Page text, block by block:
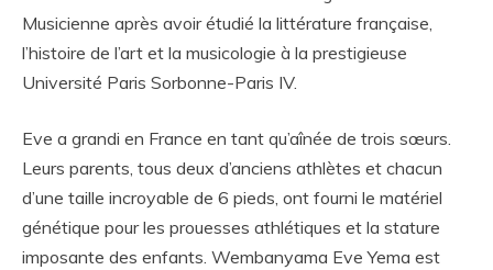
Musicienne après avoir étudié la littérature française,
l’histoire de l’art et la musicologie à la prestigieuse
Université Paris Sorbonne-Paris IV.
Eve a grandi en France en tant qu’aînée de trois sœurs.
Leurs parents, tous deux d’anciens athlètes et chacun
d’une taille incroyable de 6 pieds, ont fourni le matériel
génétique pour les prouesses athlétiques et la stature
imposante des enfants. Wembanyama Eve Yema est